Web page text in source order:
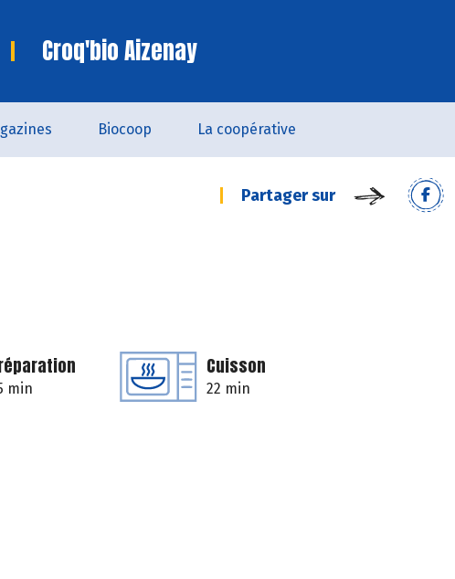
Croq'bio Aizenay
Biocoop La coopérative
Partager sur
min
Cuisson
22 min